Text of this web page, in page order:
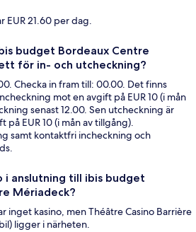
EUR 21.60 per dag.
budget Bordeaux Centre
för in- och utcheckning?
Checka in fram till: 00.00. Det finns
mot en avgift på EUR 10 (i mån
senast 12.00. Sen utcheckning är
på EUR 10 (i mån av tillgång).
samt kontaktfri incheckning och
i anslutning till ibis budget
Mériadeck?
inget kasino, men Théâtre Casino Barrière
ligger i närheten.